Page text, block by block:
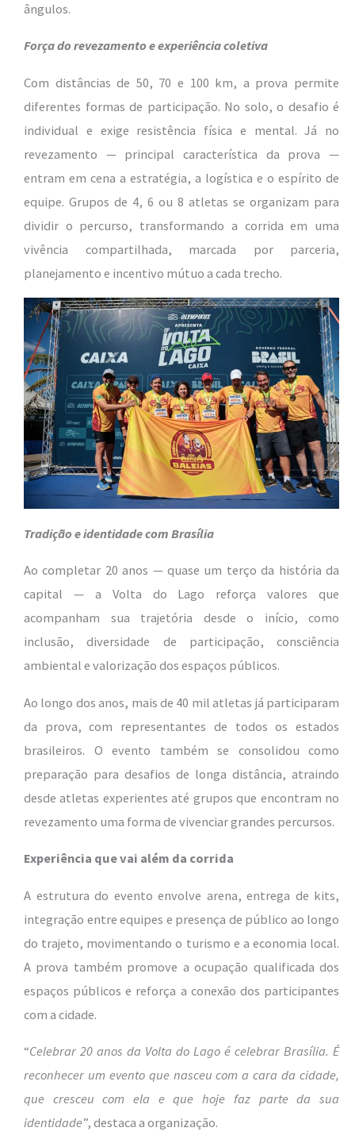
ângulos.
Força do revezamento e experiência coletiva
Com distâncias de 50, 70 e 100 km, a prova permite
diferentes formas de participação. No solo, o desafio é
individual e exige resistência física e mental. Já no
revezamento — principal característica da prova —
entram em cena a estratégia, a logística e o espírito de
equipe. Grupos de 4, 6 ou 8 atletas se organizam para
dividir o percurso, transformando a corrida em uma
vivência compartilhada, marcada por parceria,
planejamento e incentivo mútuo a cada trecho.
Tradição e identidade com Brasília
Ao completar 20 anos — quase um terço da história da
capital — a Volta do Lago reforça valores que
acompanham sua trajetória desde o início, como
inclusão, diversidade de participação, consciência
ambiental e valorização dos espaços públicos.
Ao longo dos anos, mais de 40 mil atletas já participaram
da prova, com representantes de todos os estados
brasileiros. O evento também se consolidou como
preparação para desafios de longa distância, atraindo
desde atletas experientes até grupos que encontram no
revezamento uma forma de vivenciar grandes percursos.
Experiência que vai além da corrida
A estrutura do evento envolve arena, entrega de kits,
integração entre equipes e presença de público ao longo
do trajeto, movimentando o turismo e a economia local.
A prova também promove a ocupação qualificada dos
espaços públicos e reforça a conexão dos participantes
com a cidade.
“Celebrar 20 anos da Volta do Lago é celebrar Brasília. É
reconhecer um evento que nasceu com a cara da cidade,
que cresceu com ela e que hoje faz parte da sua
identidade”, destaca a organização.